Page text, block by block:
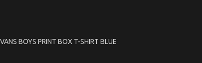
VANS BOYS PRINT BOX T-SHIRT BLUE